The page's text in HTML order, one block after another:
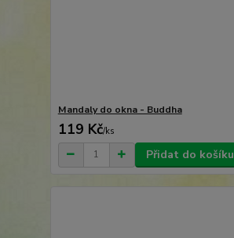
Mandaly do okna - Buddha
119 Kč/ks
Přidat do košíku